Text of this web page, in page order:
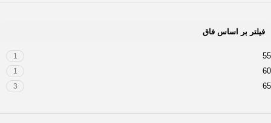
فیلتر بر اساس فاق
55
1
60
1
65
3